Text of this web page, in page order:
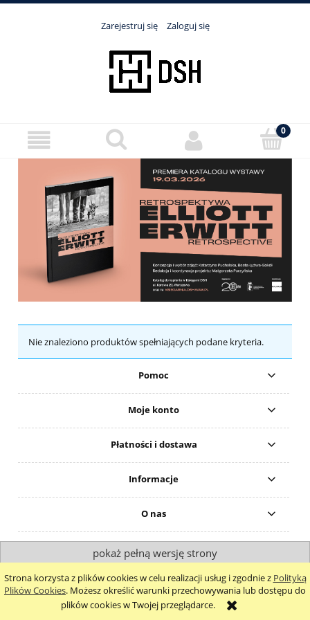
Strona korzysta z plików cookies w celu realizacji usług i zgodnie z Polityką
Plików Cookies. Możesz określić warunki przechowywania lub dostępu do
plików cookies w Twojej przeglądarce.
Zarejestruj się Zaloguj się
Nie znaleziono produktów spełniających podane kryteria.
Pomoc
Moje konto
Płatności i dostawa
Informacje
O nas
pokaż pełną wersję strony
Sklep internetowy Shoper.pl